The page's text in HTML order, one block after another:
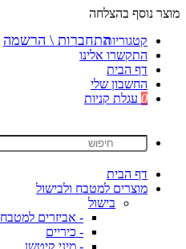
מוצר נוסף בהצלחה
קטגוריות
התקשרו אלינו
דף הבית
החשבון שלי
0 עגלת קניות
דף הבית
מוצרים למטבח ולבישול
בישול
- אביזרים למטבח
- כיריים
- מיני קיטשן
התחברות \ הרשמה